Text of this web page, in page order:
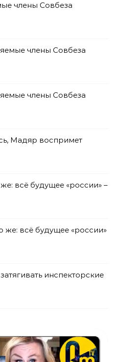
члены Совбеза
члены Совбеза
члены Совбеза
Мадяр воспримет
всё будущее «россии» –
же: всё будущее «россии»
инспекторские